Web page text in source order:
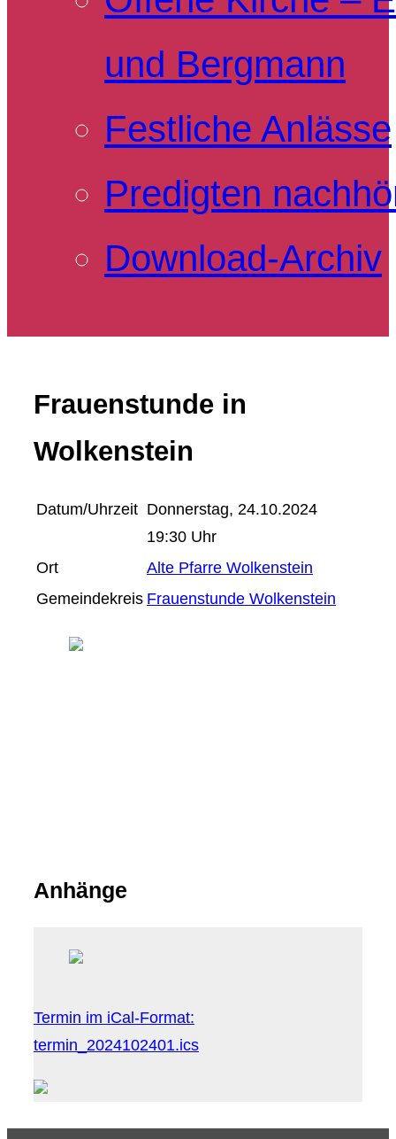
und Bergmann
Festliche Anlässe
Predigten
Download-Archiv
Frauenstunde in
Wolkenstein
Datum/Uhrzeit Donnerstag, 24.10.2024
19:30 Uhr
Ort
Alte Pfarre Wolkenstein
Gemeindekreis Frauenstunde Wolkenstein
Anhänge
Termin im iCal-Format:
termin_2024102401.ics